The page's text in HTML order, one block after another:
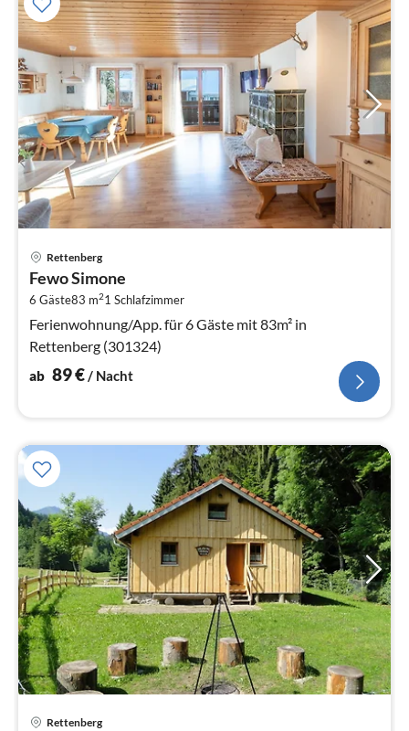
Rettenberg
Fewo Simone
6 Gäste83 m21 Schlafzimmer
Ferienwohnung/App. für 6 Gäste mit 83m² in
Rettenberg (301324)
ab 89€/ Nacht
Rettenberg